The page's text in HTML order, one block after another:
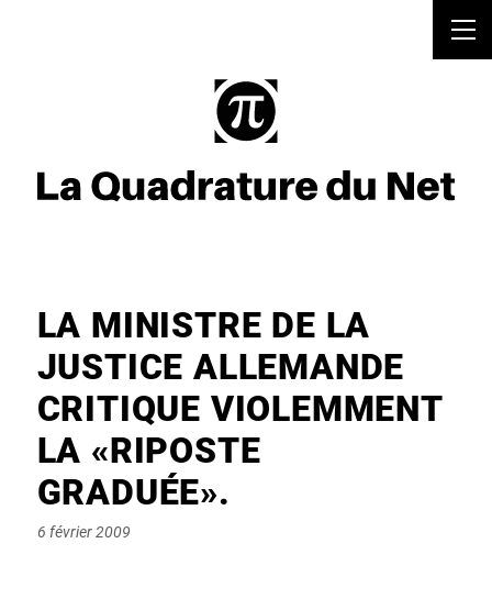
LA MINISTRE DE LA
JUSTICE ALLEMANDE
CRITIQUE VIOLEMMENT
LA «RIPOSTE
GRADUÉE».
Posted
6 février 2009